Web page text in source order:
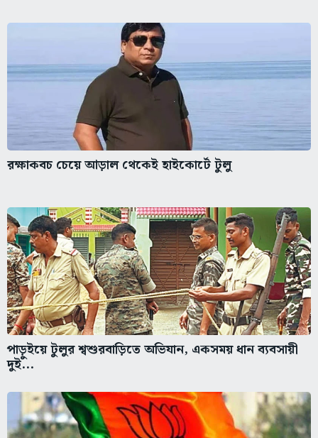
রক্ষাকবচ চেয়ে আড়াল থেকেই হাইকোর্টে টুলু
পাড়ুইয়ে টুলুর শ্বশুরবাড়িতে অভিযান, একসময় ধান ব্যবসায়ী
দুই...